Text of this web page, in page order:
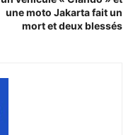
une moto Jakarta fait un
mort et deux blessés